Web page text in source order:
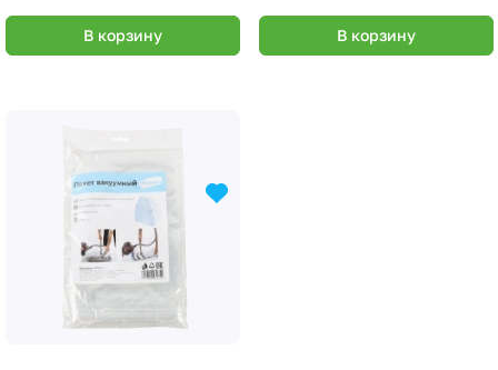
В корзину В корзину